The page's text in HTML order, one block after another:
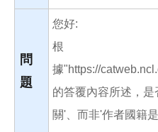
問
題
您好:
根
據"https://
的答覆內容所述，
關'、而非'作者國籍